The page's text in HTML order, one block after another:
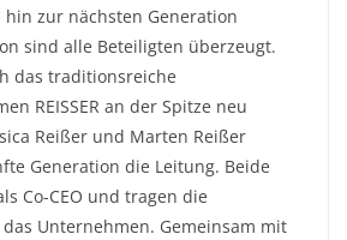
zur nächsten Generation
sind alle Beteiligten überzeugt.
das traditionsreiche
REISSER an der Spitze neu
Reißer und Marten Reißer
Generation die Leitung. Beide
Co-CEO und tragen die
Unternehmen. Gemeinsam mit